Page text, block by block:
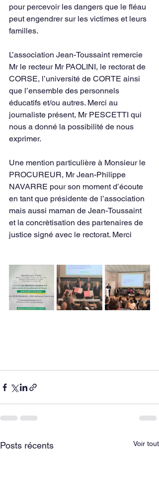
pour percevoir les dangers que le fléau
peut engendrer sur les victimes et leurs
familles.
L’association Jean-Toussaint remercie
Mr le recteur Mr PAOLINI, le rectorat de
CORSE, l’université de CORTE ainsi
que l’ensemble des personnels
éducatifs et/ou autres. Merci au
journaliste présent, Mr PESCETTI qui
nous a donné la possibilité de nous
exprimer.
Une mention particulière à Monsieur le
PROCUREUR, Mr Jean-Philippe
NAVARRE pour son moment d’écoute
en tant que présidente de l’association
mais aussi maman de Jean-Toussaint
et la concrètisation des partenaires de
justice signé avec le rectorat. Merci
Posts récents Voir tout